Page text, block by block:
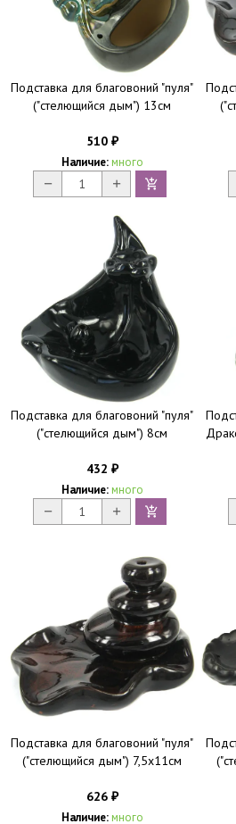
Подставка для благовоний "пуля"
("стелющийся дым") 13см
510 ₽
Наличие: много
Подставка для благовоний "пуля"
("стелющийся дым") 8см
432 ₽
Наличие: много
Подставка для благовоний "пуля"
("стелющийся дым") 7,5x11см
626 ₽
Наличие: много